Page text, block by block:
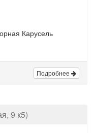
Карусель
Подробнее
9 к5)